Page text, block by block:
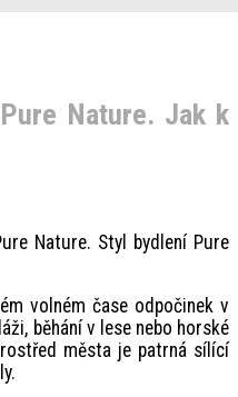
Nature. Jak k
Nature. Styl bydlení Pure
volném čase odpočinek v
běhání v lese nebo horské
města je patrná sílící